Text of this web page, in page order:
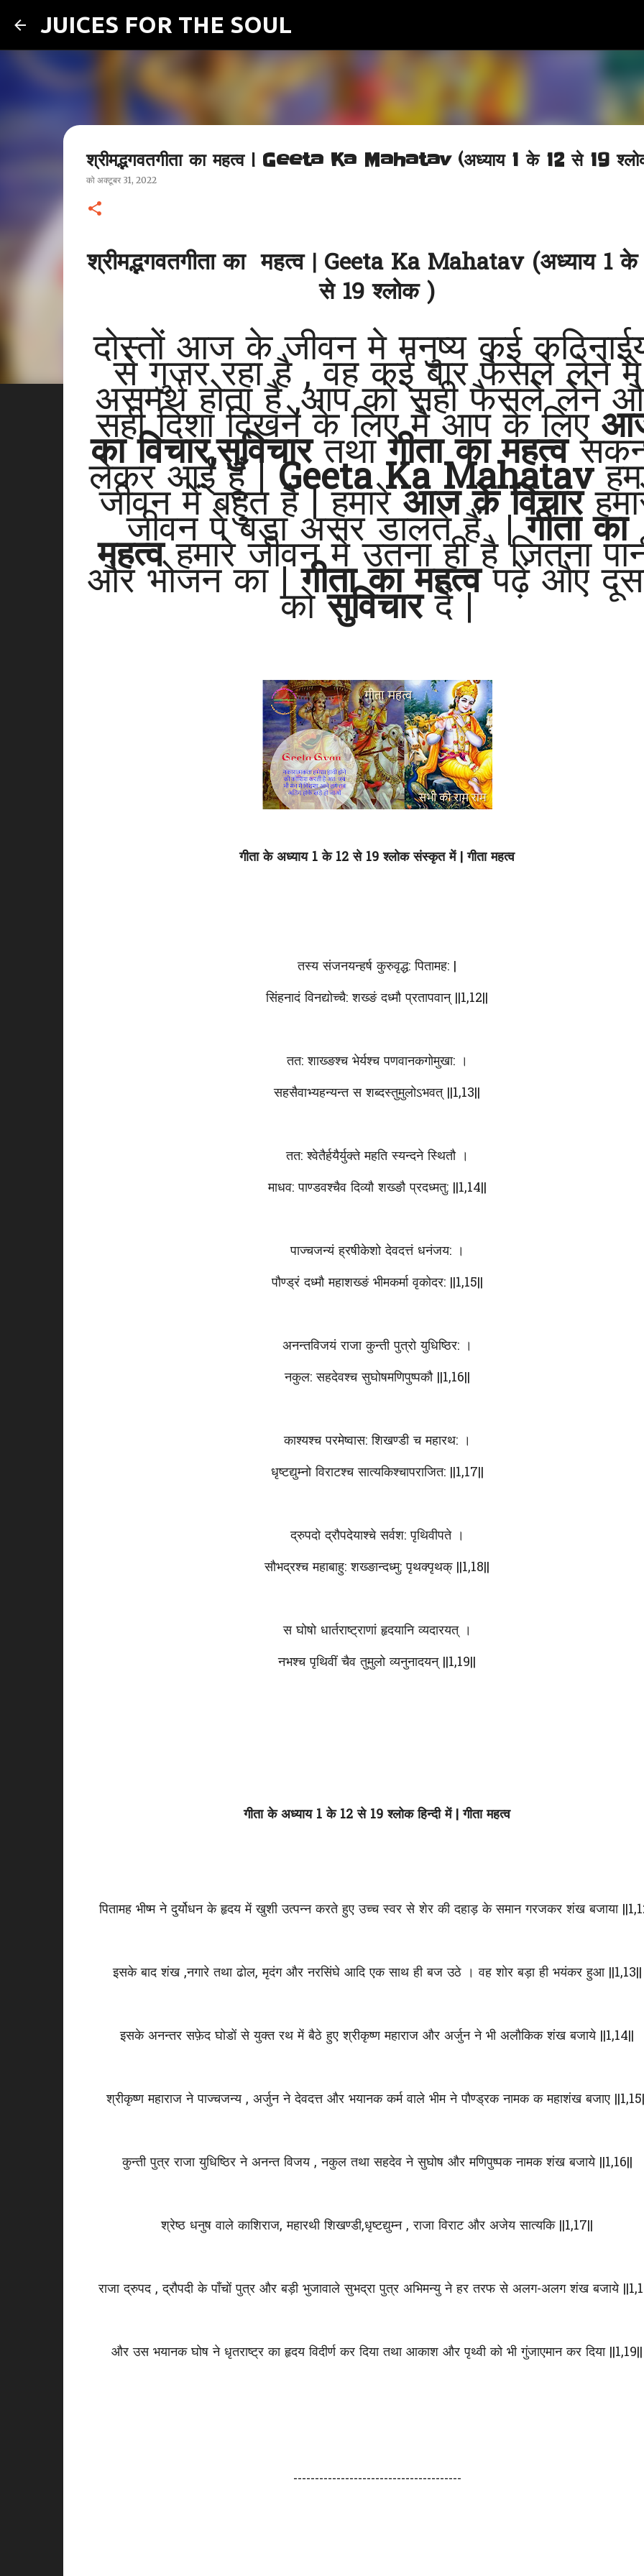
JUICES FOR THE SOUL
श्रीमद्भगवतगीता का महत्व | Geeta Ka Mahatav (अध्याय 1 के 12 से 19
को अक्टूबर 31, 2022
श्रीमद्भगवतगीता का महत्व | Geeta Ka Mahatav (अध्याय 1 के
से 19 श्लोक )
दोस्तों आज के जीवन मे मनुष्य कई
से गुजर रहा है , वह कई बार फैसले लेने मे
असमर्थ होता है ,आप को सही फैसले लेने
सही दिशा दिखने के लिए मैं आप के लिए
का विचार,सुविचारतथागीता का महत्व
लेकर आई हूँ |Geeta Ka Mahatav
जीवन में बहुत है | हमारेआज के विचार
जीवन पे बड़ा असर डालते हैं |गीता का
महत्वहमारे जीवन मे उतना ही है जितना
और भोजन का |गीता का महत्वपढ़ें औए
कोसुविचारदें |
गीता के अध्याय 1 के 12 से 19 श्लोक संस्कृत में | गीता महत्व
तस्य संजनयन्हर्ष कुरुवृद्ध: पितामह: |
सिंहनादं विनद्योच्चै: शख्ङं दध्मौ प्रतापवान् ||1,12||
तत: शाख्ङश्च भेर्यश्च पणवानकगोमुखा: ।
सहसैवाभ्यहन्यन्त स शब्दस्तुमुलोऽभवत् ||1,13||
तत: श्वेतैर्हयैर्युक्ते महति स्यन्दने स्थितौ ।
माधव: पाण्डवश्चैव दिव्यौ शख्ङौ प्रदध्मतु: ||1,14||
पाज्चजन्यं ह्रषीकेशो देवदत्तं धनंजय: ।
पौण्ड्रं दध्मौ महाशख्ङं भीमकर्मा वृकोदर: ||1,15||
अनन्तविजयं राजा कुन्ती पुत्रो युधिष्ठिर: ।
नकुल: सहदेवश्च सुघोषमणिपुष्पकौ ||1,16||
काश्यश्च परमेष्वास: शिखण्डी च महारथ: ।
धृष्टद्युम्नो विराटश्च सात्यकिश्चापराजित: ||1,17||
द्रुपदो द्रौपदेयाश्चे सर्वश: पृथिवीपते ।
सौभद्रश्च महाबाहु: शख्ङान्दध्मु: पृथक्पृथक् ||1,18||
स घोषो धार्तराष्ट्राणां हृदयानि व्यदारयत् ।
नभश्च पृथिवीं चैव तुमुलो व्यनुनादयन् ||1,19||
गीता के अध्याय 1 के 12 से 19 श्लोक हिन्दी में | गीता महत्व
पितामह भीष्म ने दुर्योधन के हृदय में खुशी उत्पन्न करते हुए उच्च स्वर से शेर की दहाड़ के समान गरजकर शंख बजाया
इसके बाद शंख ,नगारे तथा ढोल, मृदंग और नरसिंघे आदि एक साथ ही बज उठे । वह शोर बड़ा ही भयंकर हुआ ||1,13||
इसके अनन्तर सफ़ेद घोडों से युक्त रथ में बैठे हुए श्रीकृष्ण महाराज और अर्जुन ने भी अलौकिक शंख बजाये ||1,14||
श्रीकृष्ण महाराज ने पाज्चजन्य , अर्जुन ने देवदत्त और भयानक कर्म वाले भीम ने पौण्ड्रक नामक क महाशंख बजाए
कुन्ती पुत्र राजा युधिष्ठिर ने अनन्त विजय , नकुल तथा सहदेवने सुघोष और मणिपुष्पक नामक शंख बजाये ||1,16||
श्रेष्ठ धनुष वाले काशिराज, महारथी शिखण्डी,धृष्टद्युम्न , राजा विराट और अजेय सात्यकि||1,17||
राजा द्रुपद , द्रौपदी के पाँचों पुत्र और बड़ी भुजावाले सुभद्रा पुत्र अभिमन्यु ने हर तरफ से अलग-अलग शंख बजाये
और उस भयानक घोष ने धृतराष्ट्र का हृदय विदीर्ण कर दिया तथा आकाश और पृथ्वी को भी गुंजाएमान कर दिया ||1,19||
---------------------------------------